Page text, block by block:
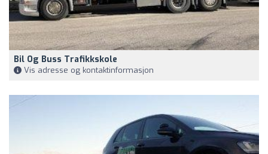
Bil Og Buss Trafikkskole
Vis adresse og kontaktinformasjon